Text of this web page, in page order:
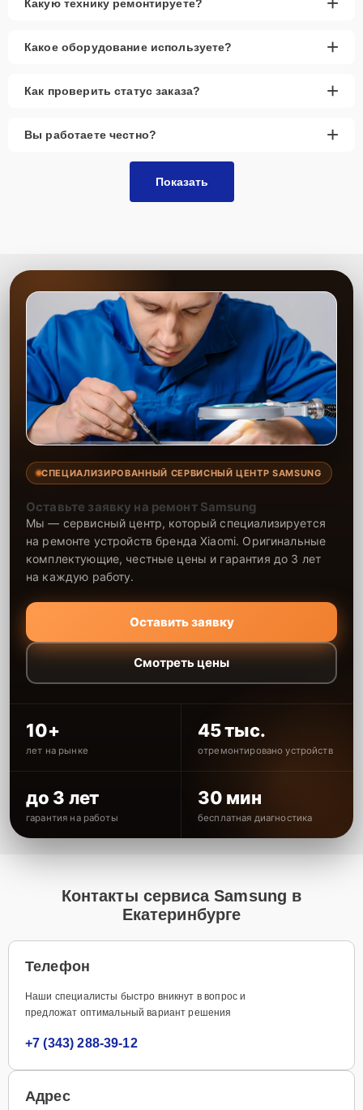
Какую технику ремонтируете?
Какое оборудование используете? +
Как проверить статус заказа? +
Вы работаете честно? +
Показать
СПЕЦИАЛИЗИРОВАННЫЙ СЕРВИСНЫЙ ЦЕНТР SAMSUNG
Оставьте заявку на ремонт Samsung
Мы — сервисный центр, который специализируется
на ремонте устройств бренда Xiaomi. Оригинальные
комплектующие, честные цены и гарантия до 3 лет
на каждую работу.
Оставить заявку
Смотреть цены
10+
лет на рынке
45 тыс.
отремонтировано устройств
до 3 лет
гарантия на работы
30 мин
бесплатная диагностика
Контакты сервиса Samsung в
Екатеринбурге
Телефон
Наши специалисты быстро вникнут в вопрос и
предложат оптимальный вариант решения
+7 (343) 288-39-12
Адрес